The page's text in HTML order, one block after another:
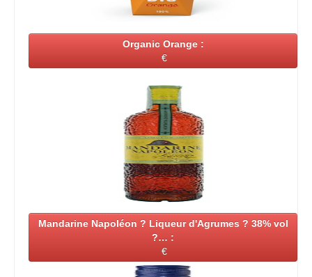
Organic Orange :
€
Mandarine Napoléon ? Liqueur d'Agrumes ? 38% vol
?… :
€